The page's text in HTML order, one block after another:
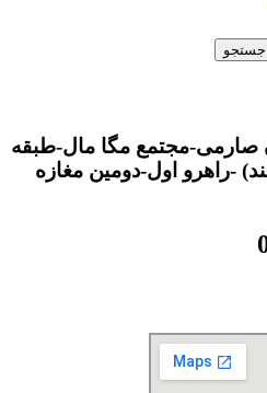
جستجو
فاز2-میدان صارمی-مجتمع مگا مال-طبقه
-راهرو اول-دومین مغازه